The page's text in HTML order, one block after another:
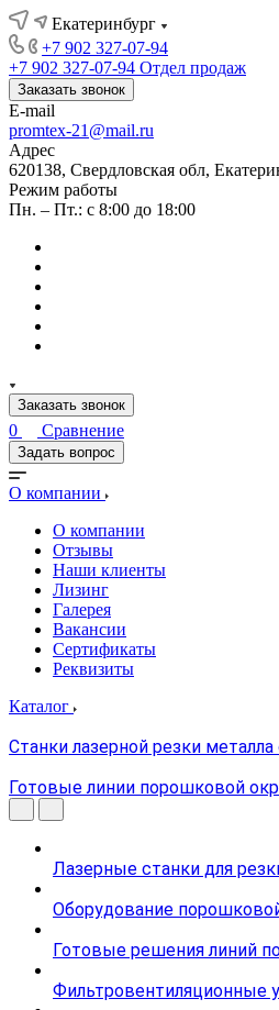
Екатеринбург
+7 902 327-07-94
+7 902 327-07-94 Отдел продаж
Заказать звонок
E-mail
promtex-21@mail.ru
Адрес
620138, Свердловская обл,
Режим работы
Пн. – Пт.: с 8:00 до 18:00
Заказать звонок
0 Сравнение
Задать вопрос
О компании
О компании
Отзывы
Наши клиенты
Лизинг
Галерея
Вакансии
Сертификаты
Реквизиты
Каталог
Станки лазерной резки
Готовые линии порошковой
Лазерные станки для
Оборудование
Готовые решения линий
Фильтровентиляционные